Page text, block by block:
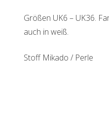
Größen UK6 – UK36.
auch in weiß.
Stoff Mikado / Perle